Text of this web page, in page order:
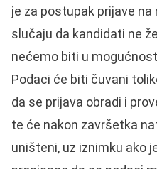
je za postupak prijave
slučaju da kandidati ne
nećemo biti u
Podaci će biti čuvani
da se prijava obradi i
te će nakon završetka
uništeni, uz iznimku ako